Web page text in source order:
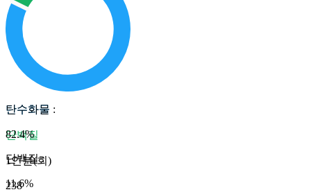
탄수화물
단백질
1인분(회)
238
탄수화물 :
82.4%
단백질:
11.6%